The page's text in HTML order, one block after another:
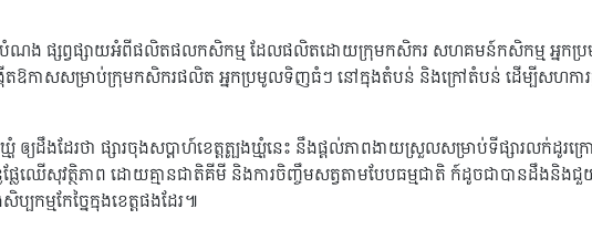
ោលបំណង ផ្សព្វផ្សាយអំពីផលិតផលកសិកម្ម ដែលផលិតដោយក្រុមកសិករ សហគមន៍កសិកម្ម អ្ន
ើតឱកាសសម្រាប់ក្រុមកសិករផលិត អ្នកប្រមូលទិញធំៗ នៅក្នុងតំបន់ និងក្រៅតំបន់ ដើម្បីសហកា
ឲ្យដឹងដែរថា ផ្សារចុងសប្តាហ៍ខេត្តត្បូងឃ្មុំនេះ នឹងផ្តល់ភាពងាយស្រួលសម្រាប់ទីផ្សារលក់ដូ
ែផ្លែឈើសុវត្ថិភាព ដោយគ្មានជាតិគីមី និងការចិញ្ចឹមសត្វតាមបែបធម្មជាតិ ក៍ដូចជាបានដឹងនិ
កម្មកែច្នៃក្នុងខេត្តផងដែរ៕